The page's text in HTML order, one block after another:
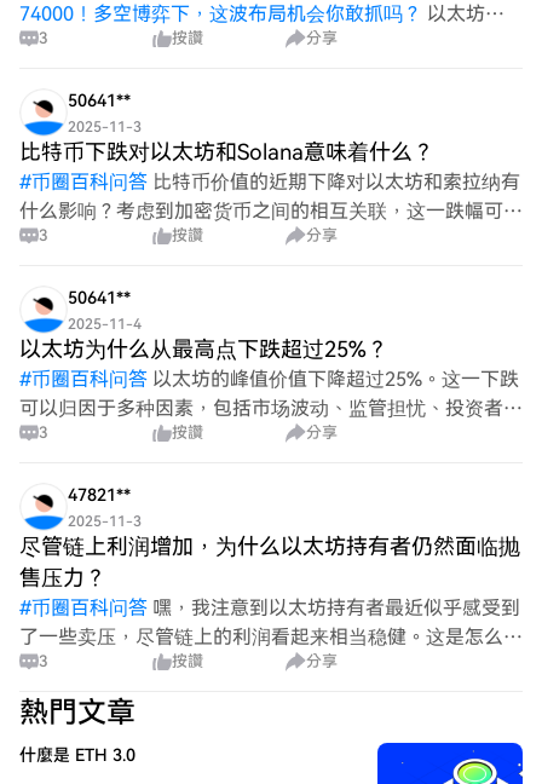
74000！多空博弈下，这波布局机会你敢抓吗？ 以太坊最
近链上活动的激增是否真正对比特币长期以来的主导地位构
市场的发展，以太坊能否维持这种势头并重新定义其地位，
还是比特币将继续在市场中占据主导地位
3 按讚 分享
50641**
2025-11-3
比特币下跌对以太坊和Solana意味着什么？
#币圈百科问答 比特币价值的近期下降对以太坊和索拉纳有
什么影响？考虑到加密货币之间的相互关联，这一跌幅可能
对它们的市场表现、投资者情绪和整体生态系统动态产生什
是很有
3 按讚 分享
50641**
2025-11-4
以太坊为什么从最高点下跌超过25%？
#币圈百科问答 以太坊的峰值价值下降超过25%。这一下跌
可以归因于多种因素，包括市场波动、监管担忧、投资者情
绪变化以及影响加密货币的更广泛经济条件。理解这些影响
3 按讚 分享
47821**
2025-11-3
尽管链上利润增加，为什么以太坊持有者仍然面临抛
售压力？
#币圈百科问答 嘿，我注意到以太坊持有者最近似乎感受到
了一些卖压，尽管链上的利润看起来相当稳健。这是怎么回
事？市场上是否发生了什么事情，让人们想要兑现收益，尽
管潜在的收益很可观？我只是好奇！
3 按讚 分享
熱門文章
什麼是 ETH 3.0